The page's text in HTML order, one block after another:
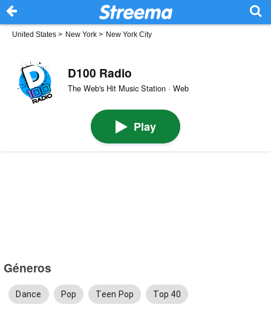
United States > New York > New York City
D100 Radio
The Web's Hit Music Station · Web
Play
Géneros
Dance Pop Teen Pop Top 40